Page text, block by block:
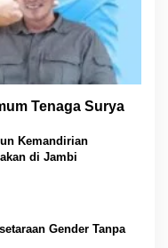
Tenaga Surya
Kemandirian
di Jambi
Gender Tanpa